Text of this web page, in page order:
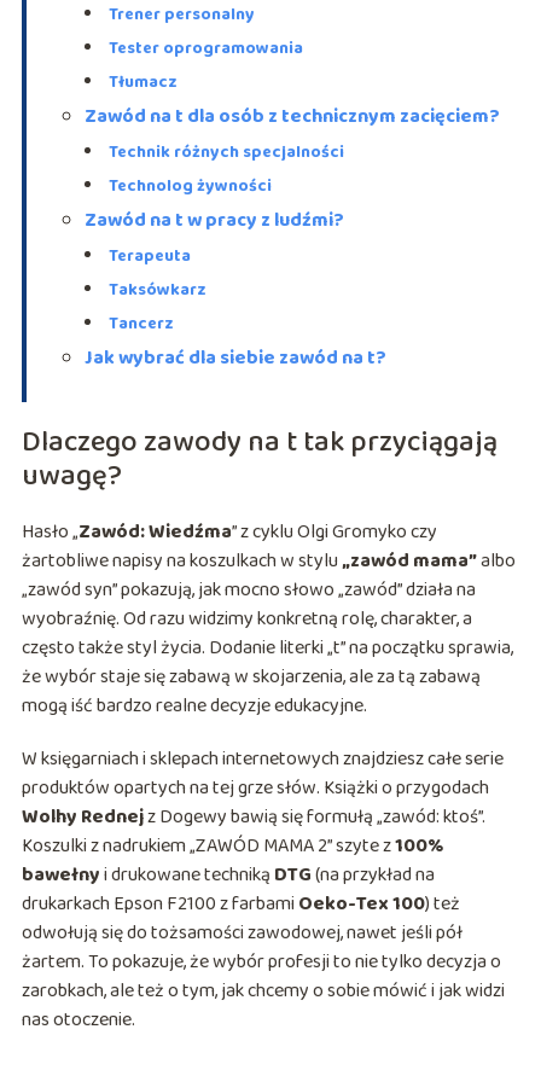
Trener personalny
Tester oprogramowania
Tłumacz
Zawód na t dla osób z technicznym zacięciem?
Technik różnych specjalności
Technolog żywności
Zawód na t w pracy z ludźmi?
Terapeuta
Taksówkarz
Tancerz
Jak wybrać dla siebie zawód na t?
Dlaczego zawody na t tak przyciągają
uwagę?
Hasło „Zawód: Wiedźma” z cyklu Olgi Gromyko czy
żartobliwe napisy na koszulkach w stylu„zawód mama”albo
„zawód syn” pokazują, jak mocno słowo „zawód” działa na
wyobraźnię. Od razu widzimy konkretną rolę, charakter, a
często także styl życia. Dodanie literki „t” na początku sprawia,
że wybór staje się zabawą w skojarzenia, ale za tą zabawą
mogą iść bardzo realne decyzje edukacyjne.
W księgarniach i sklepach internetowych znajdziesz całe serie
produktów opartych na tej grze słów. Książki o przygodach
Wolhy Rednejz Dogewy bawią się formułą „zawód: ktoś”.
Koszulki z nadrukiem „ZAWÓD MAMA 2” szyte z100%
bawełnyi drukowane techniką DTG(na przykład na
drukarkach Epson F2100 z farbami Oeko-Tex 100) też
odwołują się do tożsamości zawodowej, nawet jeśli pół
żartem. To pokazuje, że wybór profesji to nie tylko decyzja o
zarobkach, ale też o tym, jak chcemy o sobie mówić i jak widzi
nas otoczenie.